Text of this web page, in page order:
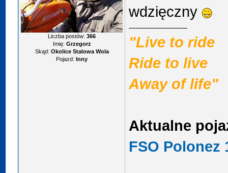
Liczba postów:366
Imię: Grzegorz
Skąd: Okolice Stalowa Wola
Pojazd: Inny
wdzięczny
"Live to ride
Ride to live
Away of life"
Aktualne
FSO Polonez